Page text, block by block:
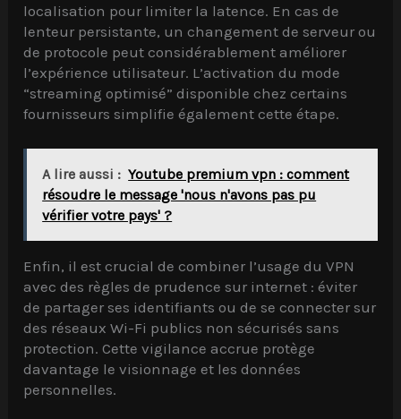
localisation pour limiter la latence. En cas de
lenteur persistante, un changement de serveur ou
de protocole peut considérablement améliorer
l’expérience utilisateur. L’activation du mode
“streaming optimisé” disponible chez certains
fournisseurs simplifie également cette étape.
A lire aussi : Youtube premium vpn : comment
résoudre le message 'nous n'avons pas pu
vérifier votre pays' ?
Enfin, il est crucial de combiner l’usage du VPN
avec des règles de prudence sur internet : éviter
de partager ses identifiants ou de se connecter sur
des réseaux Wi-Fi publics non sécurisés sans
protection. Cette vigilance accrue protège
davantage le visionnage et les données
personnelles.